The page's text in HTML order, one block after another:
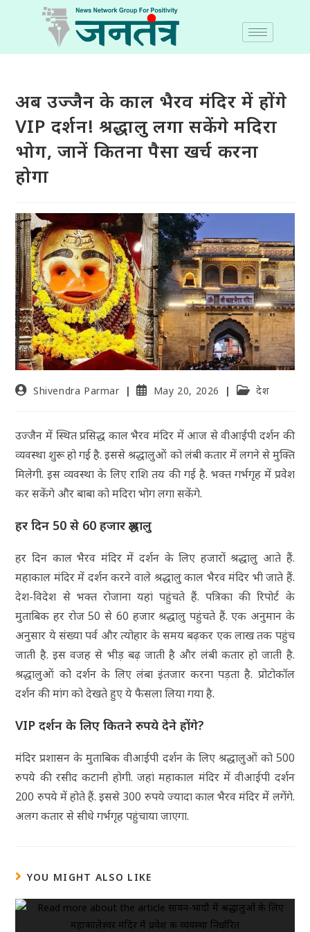
अब उज्जैन के काल भैरव मंदिर में होंगे
VIP दर्शन! श्रद्धालु लगा सकेंगे मदिरा
भोग, जानें कितना पैसा खर्च करना
होगा
Shivendra Parmar May 20, 2026 देश
उज्जैन में स्थित प्रसिद्ध काल भैरव मंदिर में आज से वीआईपी दर्शन की
व्यवस्था शुरू हो गई है. इससे श्रद्धालुओं को लंबी कतार में लगने से मुक्ति
मिलेगी. इस व्यवस्था के लिए राशि तय की गई है. भक्त गर्भगृह में प्रवेश
कर सकेंगे और बाबा को मदिरा भोग लगा सकेंगे.
हर दिन 50 से 60 हजार श्रद्धालु
हर दिन काल भैरव मंदिर में दर्शन के लिए हजारों श्रद्धालु आते हैं.
महाकाल मंदिर में दर्शन करने वाले श्रद्धालु काल भैरव मंदिर भी जाते हैं.
देश-विदेश से भक्त रोजाना यहां पहुंचते हैं. पत्रिका की रिपोर्ट के
मुताबिक हर रोज 50 से 60 हजार श्रद्धालु पहुंचते हैं. एक अनुमान के
अनुसार ये संख्या पर्व और त्योहार के समय बढ़कर एक लाख तक पहुंच
जाती है. इस वजह से भीड़ बढ़ जाती है और लंबी कतार हो जाती है.
श्रद्धालुओं को दर्शन के लिए लंबा इंतजार करना पड़ता है. प्रोटोकॉल
दर्शन की मांग को देखते हुए ये फैसला लिया गया है.
VIP दर्शन के लिए कितने रुपये देने होंगे?
मंदिर प्रशासन के मुताबिक वीआईपी दर्शन के लिए श्रद्धालुओं को 500
रुपये की रसीद कटानी होगी. जहां महाकाल मंदिर में वीआईपी दर्शन
200 रुपये में होते हैं. इससे 300 रुपये ज्यादा काल भैरव मंदिर में लगेंगे.
अलग कतार से सीधे गर्भगृह पहुंचाया जाएगा.
YOU MIGHT ALSO LIKE